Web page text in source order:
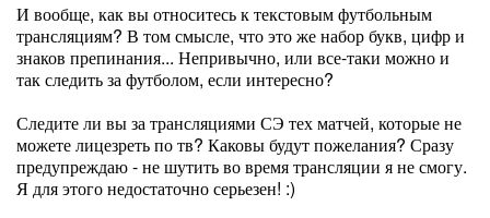
И вообще, как вы относитесь к текстовым футбольным
трансляциям? В том смысле, что это же набор букв, цифр и
знаков препинания... Непривычно, или все-таки можно и
так следить за футболом, если интересно?
Следите ли вы за трансляциями СЭ тех матчей, которые не
можете лицезреть по тв? Каковы будут пожелания? Сразу
предупреждаю - не шутить во время трансляции я не смогу.
Я для этого недостаточно серьезен! :)